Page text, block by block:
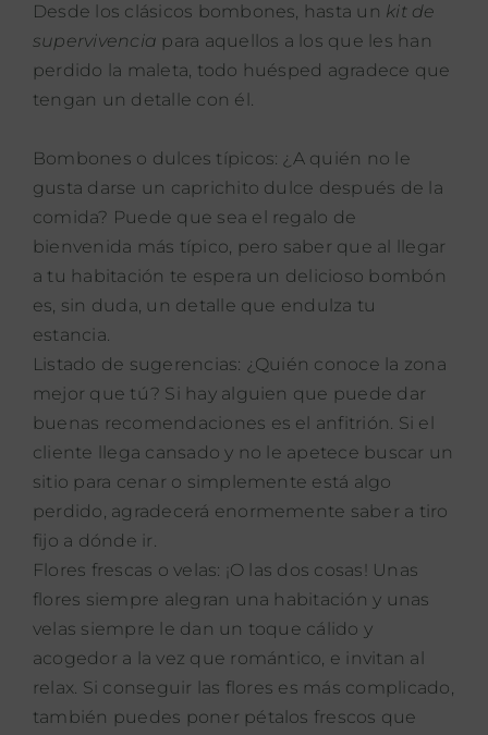
Desde los clásicos bombones, hasta un kit de
supervivencia para aquellos a los que les han
perdido la maleta, todo huésped agradece que
tengan un detalle con él.
Bombones o dulces típicos: ¿A quién no le
gusta darse un caprichito dulce después de la
comida? Puede que sea el regalo de
bienvenida más típico, pero saber que al llegar
a tu habitación te espera un delicioso bombón
es, sin duda, un detalle que endulza tu
estancia.
Listado de sugerencias: ¿Quién conoce la zona
mejor que tú? Si hay alguien que puede dar
buenas recomendaciones es el anfitrión. Si el
cliente llega cansado y no le apetece buscar un
sitio para cenar o simplemente está algo
perdido, agradecerá enormemente saber a tiro
fijo a dónde ir.
Flores frescas o velas: ¡O las dos cosas! Unas
flores siempre alegran una habitación y unas
velas siempre le dan un toque cálido y
acogedor a la vez que romántico, e invitan al
relax. Si conseguir las flores es más complicado,
también puedes poner pétalos frescos que